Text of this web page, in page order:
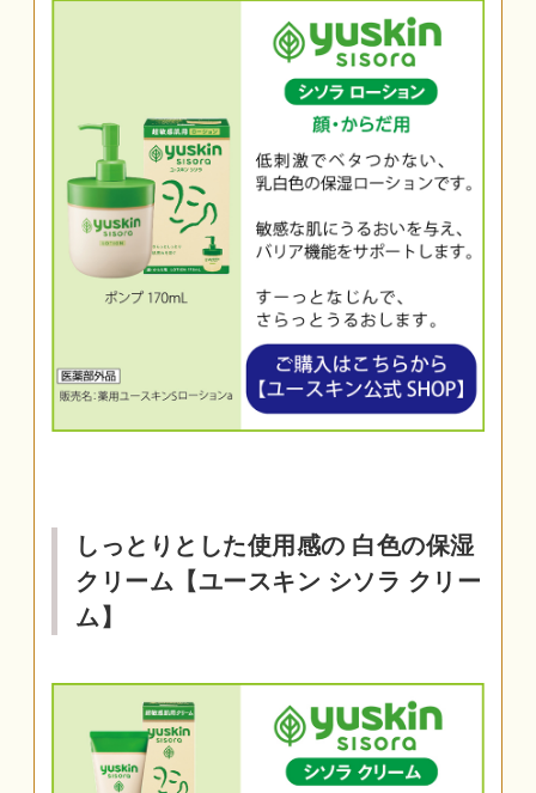
しっとりとした使用感の 白色の保湿
クリーム【ユースキン シソラ クリー
ム】